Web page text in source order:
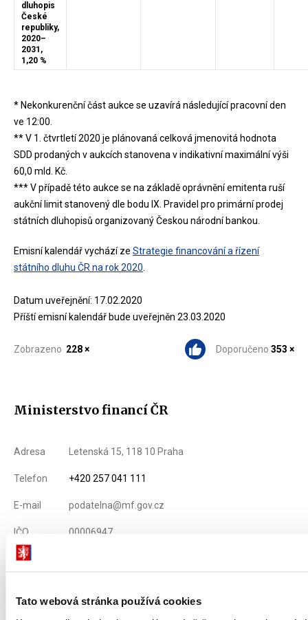
Tato webová stránka používá cookies
dluhopis
České
republiky,
2020–
2031,
1,20 %
* Nekonkurenční část aukce se uzavírá následující pracovní den
ve 12:00.
** V 1. čtvrtletí 2020 je plánovaná celková jmenovitá hodnota
SDD prodaných v aukcích stanovena v indikativní maximální výši
60,0 mld. Kč.
*** V případě této aukce se na základě oprávnění emitenta ruší
aukční limit stanovený dle bodu IX. Pravidel pro primární prodej
státních dluhopisů organizovaný Českou národní bankou.
Emisní kalendář vychází ze Strategie financování a řízení
státního dluhu ČR na rok 2020.
Datum uveřejnění: 17.02.2020
Příští emisní kalendář bude uveřejněn 23.03.2020
Zobrazeno 228 × Doporučeno 353 ×
Ministerstvo financí ČR
Adresa Letenská 15, 118 10 Praha
Telefon +420 257 041 111
E-mail podatelna@mf.gov.cz
IČO 00006947
DIČ
schránky